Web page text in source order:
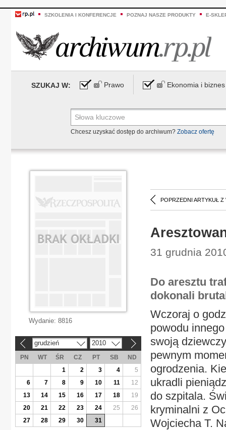
SZKOLENIA I KONFERENCJE POZNAJ NASZE PRODUKTY E-
SZUKAJ W: Prawo Ekonomia i biznes
Chcesz uzyskać dostęp do archiwum? Zobacz ofertę
POPRZEDNI ARTYKUŁ Z
31 grudnia
Do aresztu
dokonali
Wczoraj o
powodu
swoją
pewnym
ogrodzenia.
ukradli
do szpitala.
kryminalni z
Wojciecha T.
Wydanie: 8816
grudzień 2010
PN WT ŚR CZ PT SB
ND
1
2 3 4
5
6
7 8 9 10 11
12
13
14 15 16 17 18
19
20
21 22 23 24 25
26
27
28 29 30 31